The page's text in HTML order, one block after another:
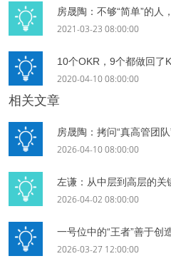
房晟陶：不够“简单”的人
2021-03-23 08:00:00
10个OKR，9个都做回了
2020-04-10 08:00:00
相关文章
房晟陶：拷问“真高管团
2026-04-10 08:00:00
左谦：从中层到高层的关
2026-04-02 08:00:00
一号位中的“王者”善于创
2026-03-27 12:00:00